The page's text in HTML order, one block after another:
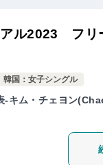
ル2023 フ
韓国：女子シングル
-キム・チェヨン